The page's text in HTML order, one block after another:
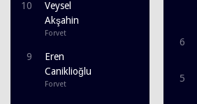
10
Veysel
Akşahin
Forvet
9
Eren
Caniklioğlu
Forvet
6
5